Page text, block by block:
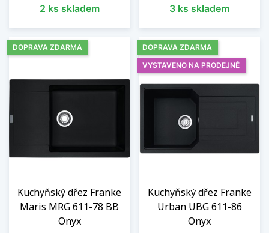
2 ks skladem 3 ks skladem
Kuchyňský dřez Franke
Maris MRG 611-78 BB
Onyx
DOPRAVA ZDARMA
Kuchyňský dřez Franke
Urban UBG 611-86
Onyx
DOPRAVA ZDARMA
VYSTAVENO NA PRODEJNĚ